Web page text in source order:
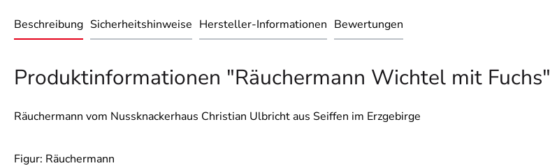
Beschreibung Sicherheitshinweise Hersteller-Informationen Bewertungen
Produktinformationen "Räuchermann Wichtel mit Fuchs"
Räuchermann vom Nussknackerhaus Christian Ulbricht aus Seiffen im Erzgebirge
Figur: Räuchermann